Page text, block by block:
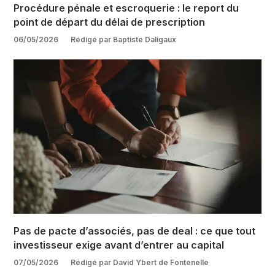
Pas de pacte d’associés, pas de deal : ce que tout
investisseur exige avant d’entrer au capital
07/05/2026 Rédigé par David Ybert de Fontenelle
Procédure pénale et escroquerie : le report du
point de départ du délai de prescription
06/05/2026 Rédigé par Baptiste Daligaux